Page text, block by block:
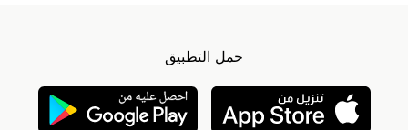
حمل التطبيق